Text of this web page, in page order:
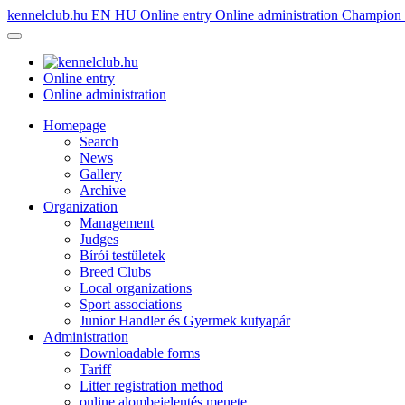
kennelclub.hu EN HU Online entry Online administration Champion
Online entry
Online administration
Homepage
Search
News
Gallery
Archive
Organization
Management
Judges
Bírói testületek
Breed Clubs
Local organizations
Sport associations
Junior Handler és Gyermek kutyapár
Administration
Downloadable forms
Tariff
Litter registration method
online alombejelentés menete